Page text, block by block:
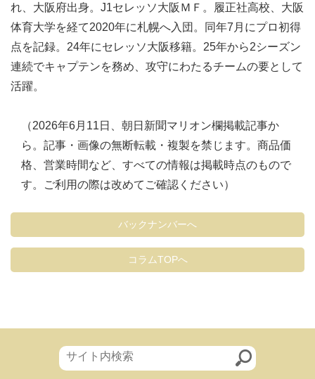
れ、大阪府出身。J1セレッソ大阪ＭＦ。履正社高校、大阪
体育大学を経て2020年に札幌へ入団。同年7月にプロ初得
点を記録。24年にセレッソ大阪移籍。25年から2シーズン
連続でキャプテンを務め、攻守にわたるチームの要として
活躍。
（2026年6月11日、朝日新聞マリオン欄掲載記事か
ら。記事・画像の無断転載・複製を禁じます。商品価
格、営業時間など、すべての情報は掲載時点のもので
す。ご利用の際は改めてご確認ください）
バックナンバーへ
コラムTOPへ